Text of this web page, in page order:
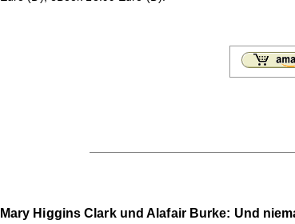
Mary Higgins Clark und Alafair Burke: Und